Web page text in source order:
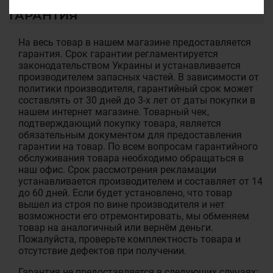
ГАРАНТИЯ
На весь товар в нашем магазине предоставляется
гарантия. Срок гарантии регламентируется
законодательством Украины и устанавливается
производителем запасных частей. В зависимости от
политики производителя, гарантийный срок может
составлять от 30 дней до 3-х лет от даты покупки в
нашем интернет магазине. Товарный чек,
подтверждающий покупку товара, является
обязательным документом для предоставления
гарантии на товар. По всем вопросам гарантийного
обслуживания товара необходимо обращаться в
наш офис. Срок рассмотрения рекламации
устанавливается производителем и составляет от 14
до 60 дней. Если будет установлено, что товар
вышел из строя по вине производителя и нет
возможности его отремонтировать, мы обменяем
товар на аналогичный или вернём деньги.
Пожалуйста, проверьте комплектность товара и
отсутствие дефектов при получении.